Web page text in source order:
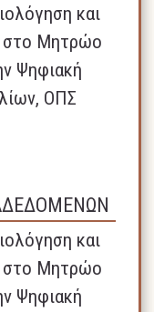
και
στο Μητρώο
Ψηφιακή
ΟΠΣ
και
στο Μητρώο
Ψηφιακή